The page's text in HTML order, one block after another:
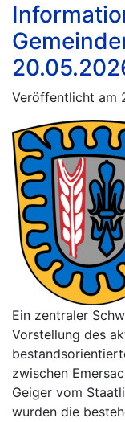
Veröffentlicht am
Ein zentraler
Vorstellung des
zwischen
Geiger vom
wurden die